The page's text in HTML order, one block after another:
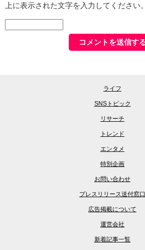
上に表示された文字を入力してください。
ライフ
SNSトピック
リサーチ
トレンド
エンタメ
特別企画
お問い合わせ
プレスリリース送付窓口
広告掲載について
運営会社
新着記事一覧